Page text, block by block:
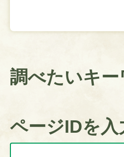
調べたいキ
ページIDを入